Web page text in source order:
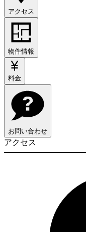
アクセス
物件情報
料金
お問い合わせ
アクセス